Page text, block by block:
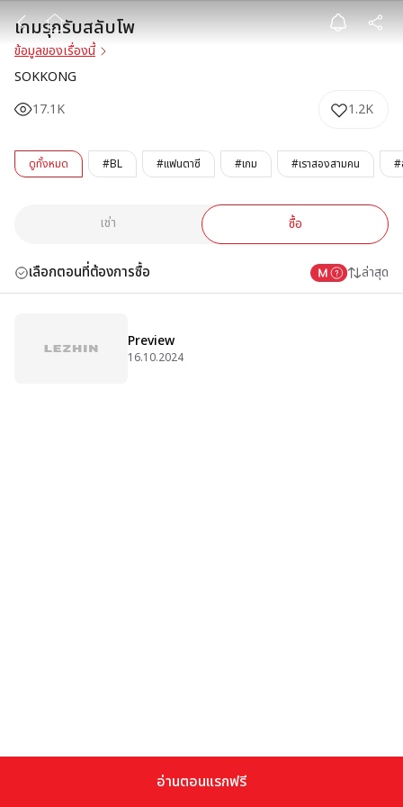
เกมรุกรับสลับโพ
เกมรุกรับสลับโพ
ข้อมูลของเรื่องนี้
SOKKONG
17.1K
1.2K
ดูทั้งหมด #BL #แฟนตาซี #เกม #เราสองสามคน
เช่า ซื้อ
เลือกตอนที่ต้องการซื้อ ล่าสุด
Preview
16.10.2024
อ่านตอนแรกฟรี